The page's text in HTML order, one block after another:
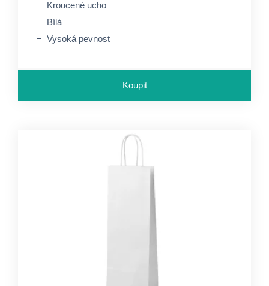
Kroucené ucho
Bílá
Vysoká pevnost
Koupit